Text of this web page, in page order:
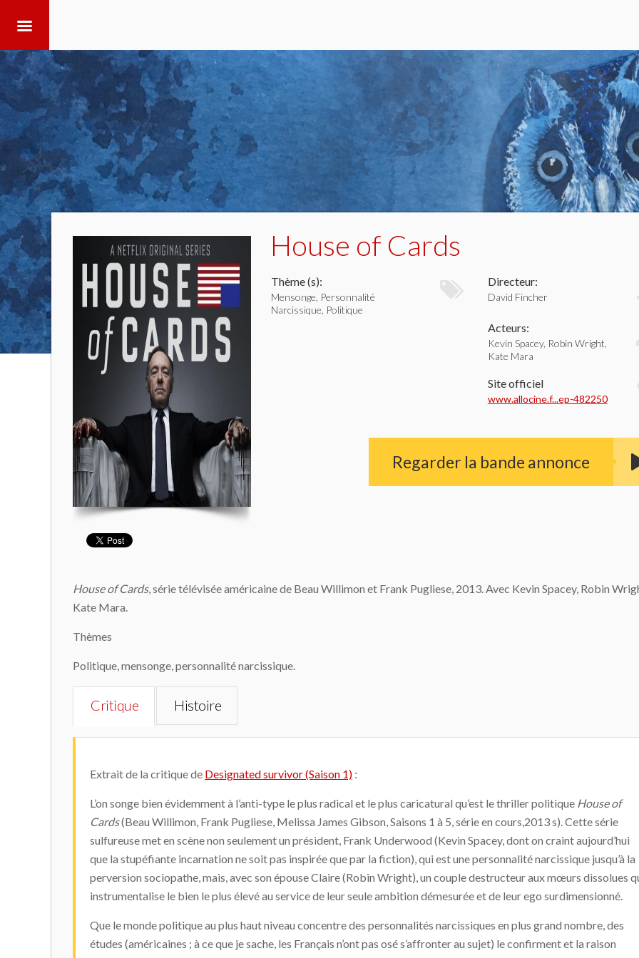
House of Cards
Thème (s):
Mensonge, Personnalité
Narcissique, Politique
Directeur:
David Fincher
Acteurs:
Kevin Spacey, Robin Wright,
Kate Mara
Site officiel
www.allocine.f...ep-482250
Regarder la bande annonce
House of Cards, série télévisée américaine de Beau Willimon et Frank Pugliese, 2013. Avec Kevin Spacey, Robin
Kate Mara.
Thèmes
Politique, mensonge, personnalité narcissique.
Critique Histoire
Extrait de la critique de Designated survivor (Saison 1) :
L’on songe bien évidemment à l’anti-type le plus radical et le plus caricatural qu’est le thriller politique House of
Cards(Beau Willimon, Frank Pugliese, Melissa James Gibson, Saisons 1 à 5, série en cours,2013 s). Cette série
sulfureuse met en scène non seulement un président, Frank Underwood (Kevin Spacey, dont on craint aujourd’hui
que la stupéfiante incarnation ne soit pas inspirée que par la fiction), qui est une personnalité narcissique jusqu’à la
perversion sociopathe, mais, avec son épouse Claire (Robin Wright), un couple destructeur aux mœurs dissolues
instrumentalise le bien le plus élevé au service de leur seule ambition démesurée et de leur ego surdimensionné.
Que le monde politique au plus haut niveau concentre des personnalités narcissiques en plus grand nombre, des
études (américaines ; à ce que je sache, les Français n’ont pas osé s’affronter au sujet) le confirment et la raison